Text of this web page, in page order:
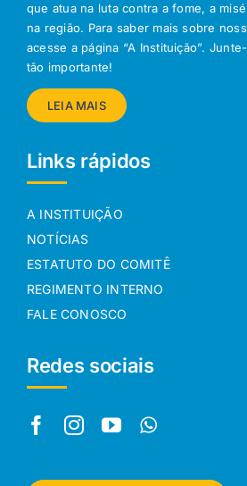
que atua na luta contra a fome, a
na região. Para saber mais sobre
acesse a página “A Instituição”.
tão importante!
LEIA MAIS
Links rápidos
A INSTITUIÇÃO
NOTÍCIAS
ESTATUTO DO COMITÊ
REGIMENTO INTERNO
FALE CONOSCO
Redes sociais